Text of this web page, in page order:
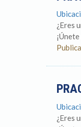
¿Eres
¿Eres